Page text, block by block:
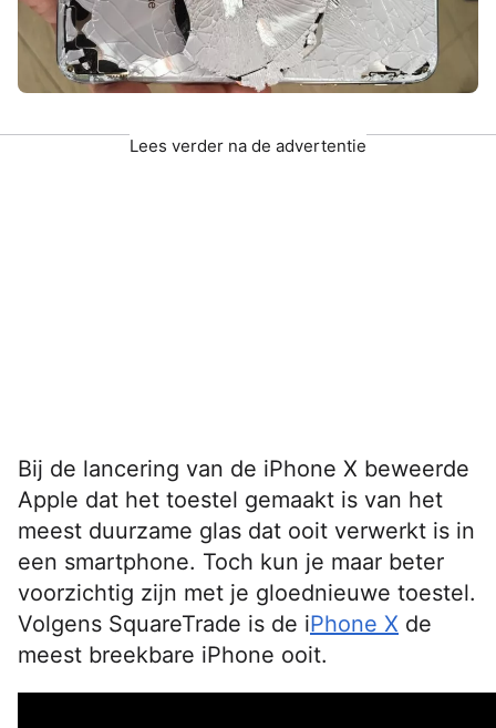
Lees verder na de advertentie
Bij de lancering van de iPhone X beweerde
Apple dat het toestel gemaakt is van het
meest duurzame glas dat ooit verwerkt is in
een smartphone. Toch kun je maar beter
voorzichtig zijn met je gloednieuwe toestel.
Volgens SquareTrade is de iPhone X de
meest breekbare iPhone ooit.